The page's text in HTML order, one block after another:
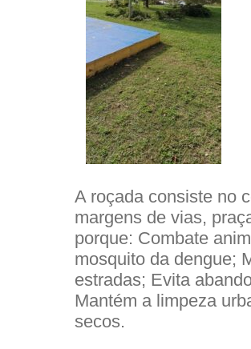
A roçada consiste no
margens de vias,
porque: Combate
mosquito da dengue;
estradas; Evita
Mantém a limpeza
secos.